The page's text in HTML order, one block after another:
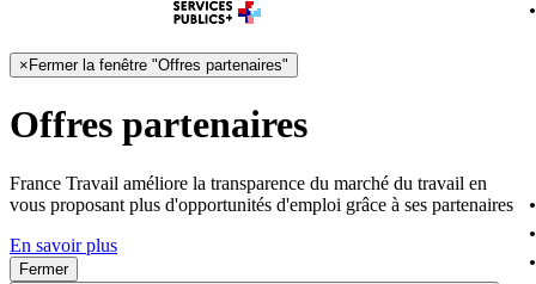
× Fermer la fenêtre "Offres partenaires"
Offres partenaires
France Travail améliore la transparence du marché du travail en
vous proposant plus d'opportunités d'emploi grâce à ses partenaires
En savoir plus
Fermer